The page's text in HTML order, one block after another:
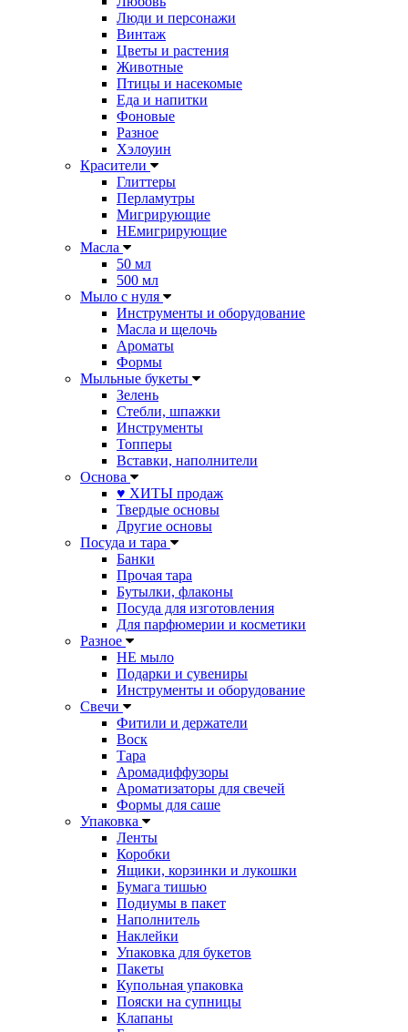
Люди и персонажи
Винтаж
Цветы и растения
Животные
Птицы и насекомые
Еда и напитки
Фоновые
Разное
Хэлоуин
Красители
Глиттеры
Перламутры
Мигрирующие
НЕмигрирующие
Масла
50 мл
500 мл
Мыло с нуля
Инструменты и оборудование
Масла и щелочь
Ароматы
Формы
Мыльные букеты
Зелень
Стебли, шпажки
Инструменты
Топперы
Вставки, наполнители
Основа
♥ ХИТЫ продаж
Твердые основы
Другие основы
Посуда и тара
Банки
Прочая тара
Бутылки, флаконы
Посуда для изготовления
Для парфюмерии и косметики
Разное
НЕ мыло
Подарки и сувениры
Инструменты и оборудование
Свечи
Фитили и держатели
Воск
Тара
Аромадиффузоры
Ароматизаторы для свечей
Формы для саше
Упаковка
Ленты
Коробки
Ящики, корзинки и лукошки
Бумага тишью
Подиумы в пакет
Наполнитель
Наклейки
Упаковка для букетов
Пакеты
Купольная упаковка
Пояски на супницы
Клапаны